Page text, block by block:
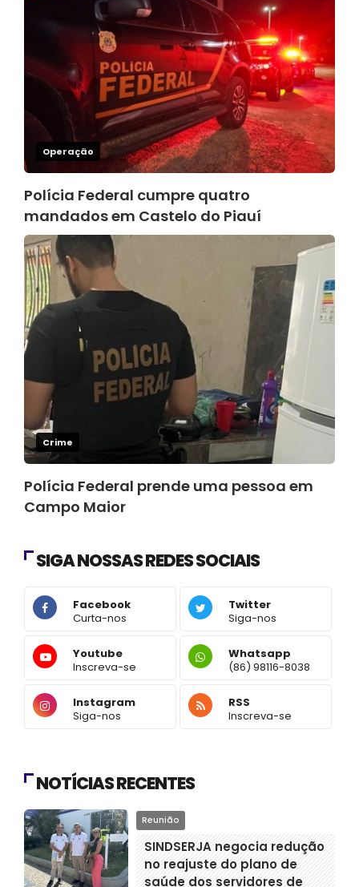
Operação
Polícia Federal cumpre quatro
mandados em Castelo do Piauí
Crime
Polícia Federal prende uma pessoa em
Campo Maior
SIGA NOSSAS REDES SOCIAIS
Facebook
Curta-nos
Twitter
Siga-nos
Youtube
Inscreva-se
Whatsapp
(86) 98116-8038
Instagram
Siga-nos
RSS
Inscreva-se
NOTÍCIAS RECENTES
Reunião
SINDSERJA negocia redução
no reajuste do plano de
saúde dos servidores de